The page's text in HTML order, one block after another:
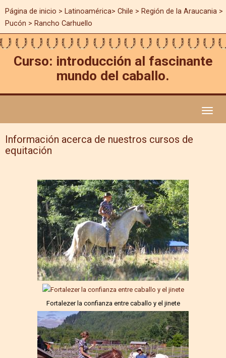
Página de inicio > Latinoamérica> Chile > Región de la Araucania >
Pucón > Rancho Carhuello
Curso: introducción al fascinante
mundo del caballo.
Información acerca de nuestros cursos de
equitación
Fortalezer la confianza entre caballo y el jinete